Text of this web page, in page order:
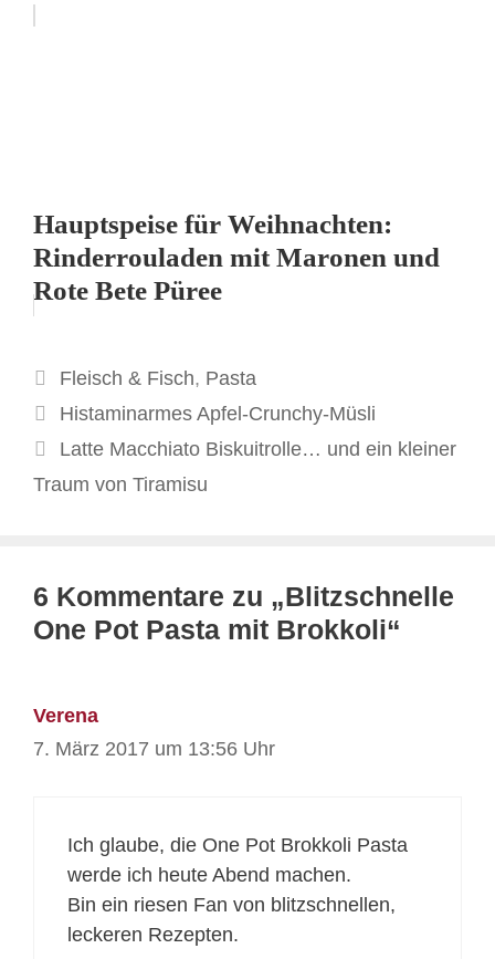
Hauptspeise für Weihnachten:
Rinderrouladen mit Maronen und
Rote Bete Püree
Kategorien
Fleisch & Fisch, Pasta
Histaminarmes Apfel-Crunchy-Müsli
Latte Macchiato Biskuitrolle… und ein kleiner
Traum von Tiramisu
6 Kommentare zu „Blitzschnelle
One Pot Pasta mit Brokkoli“
Verena
7. März 2017 um 13:56 Uhr
Ich glaube, die One Pot Brokkoli Pasta
werde ich heute Abend machen.
Bin ein riesen Fan von blitzschnellen,
leckeren Rezepten.